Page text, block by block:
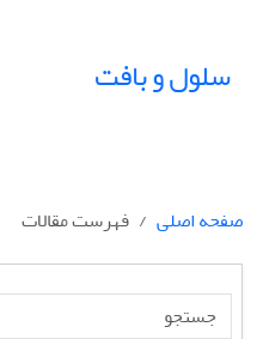
سلول و بافت
صفحه اصلی
فهرست مقالات